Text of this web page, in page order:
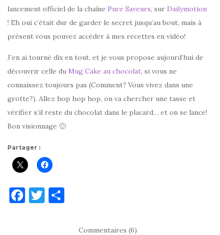
lancement officiel de la chaîne Pure Saveurs, sur Dailymotion
! Eh oui c’était dur de garder le secret jusqu’au bout, mais à
présent vous pouvez accéder à mes recettes en vidéo!
J’en ai tourné dix en tout, et je vous propose aujourd’hui de
découvrir celle du Mug Cake au chocolat, si vous ne
connaissez toujours pas (Comment? Vous vivez dans une
grotte?). Allez hop hop hop, on va chercher une tasse et
vérifier s’il reste du chocolat dans le placard… et on se lance!
Bon visionnage 🙂
Partager :
F T
Commentaires (6)